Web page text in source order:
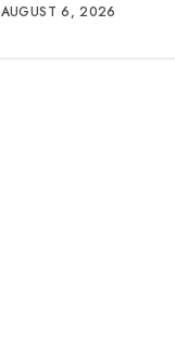
AUGUST 6, 2026